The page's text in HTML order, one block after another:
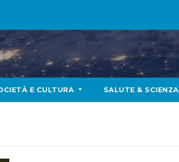
E CULTURA SALUTE & SCIENZA